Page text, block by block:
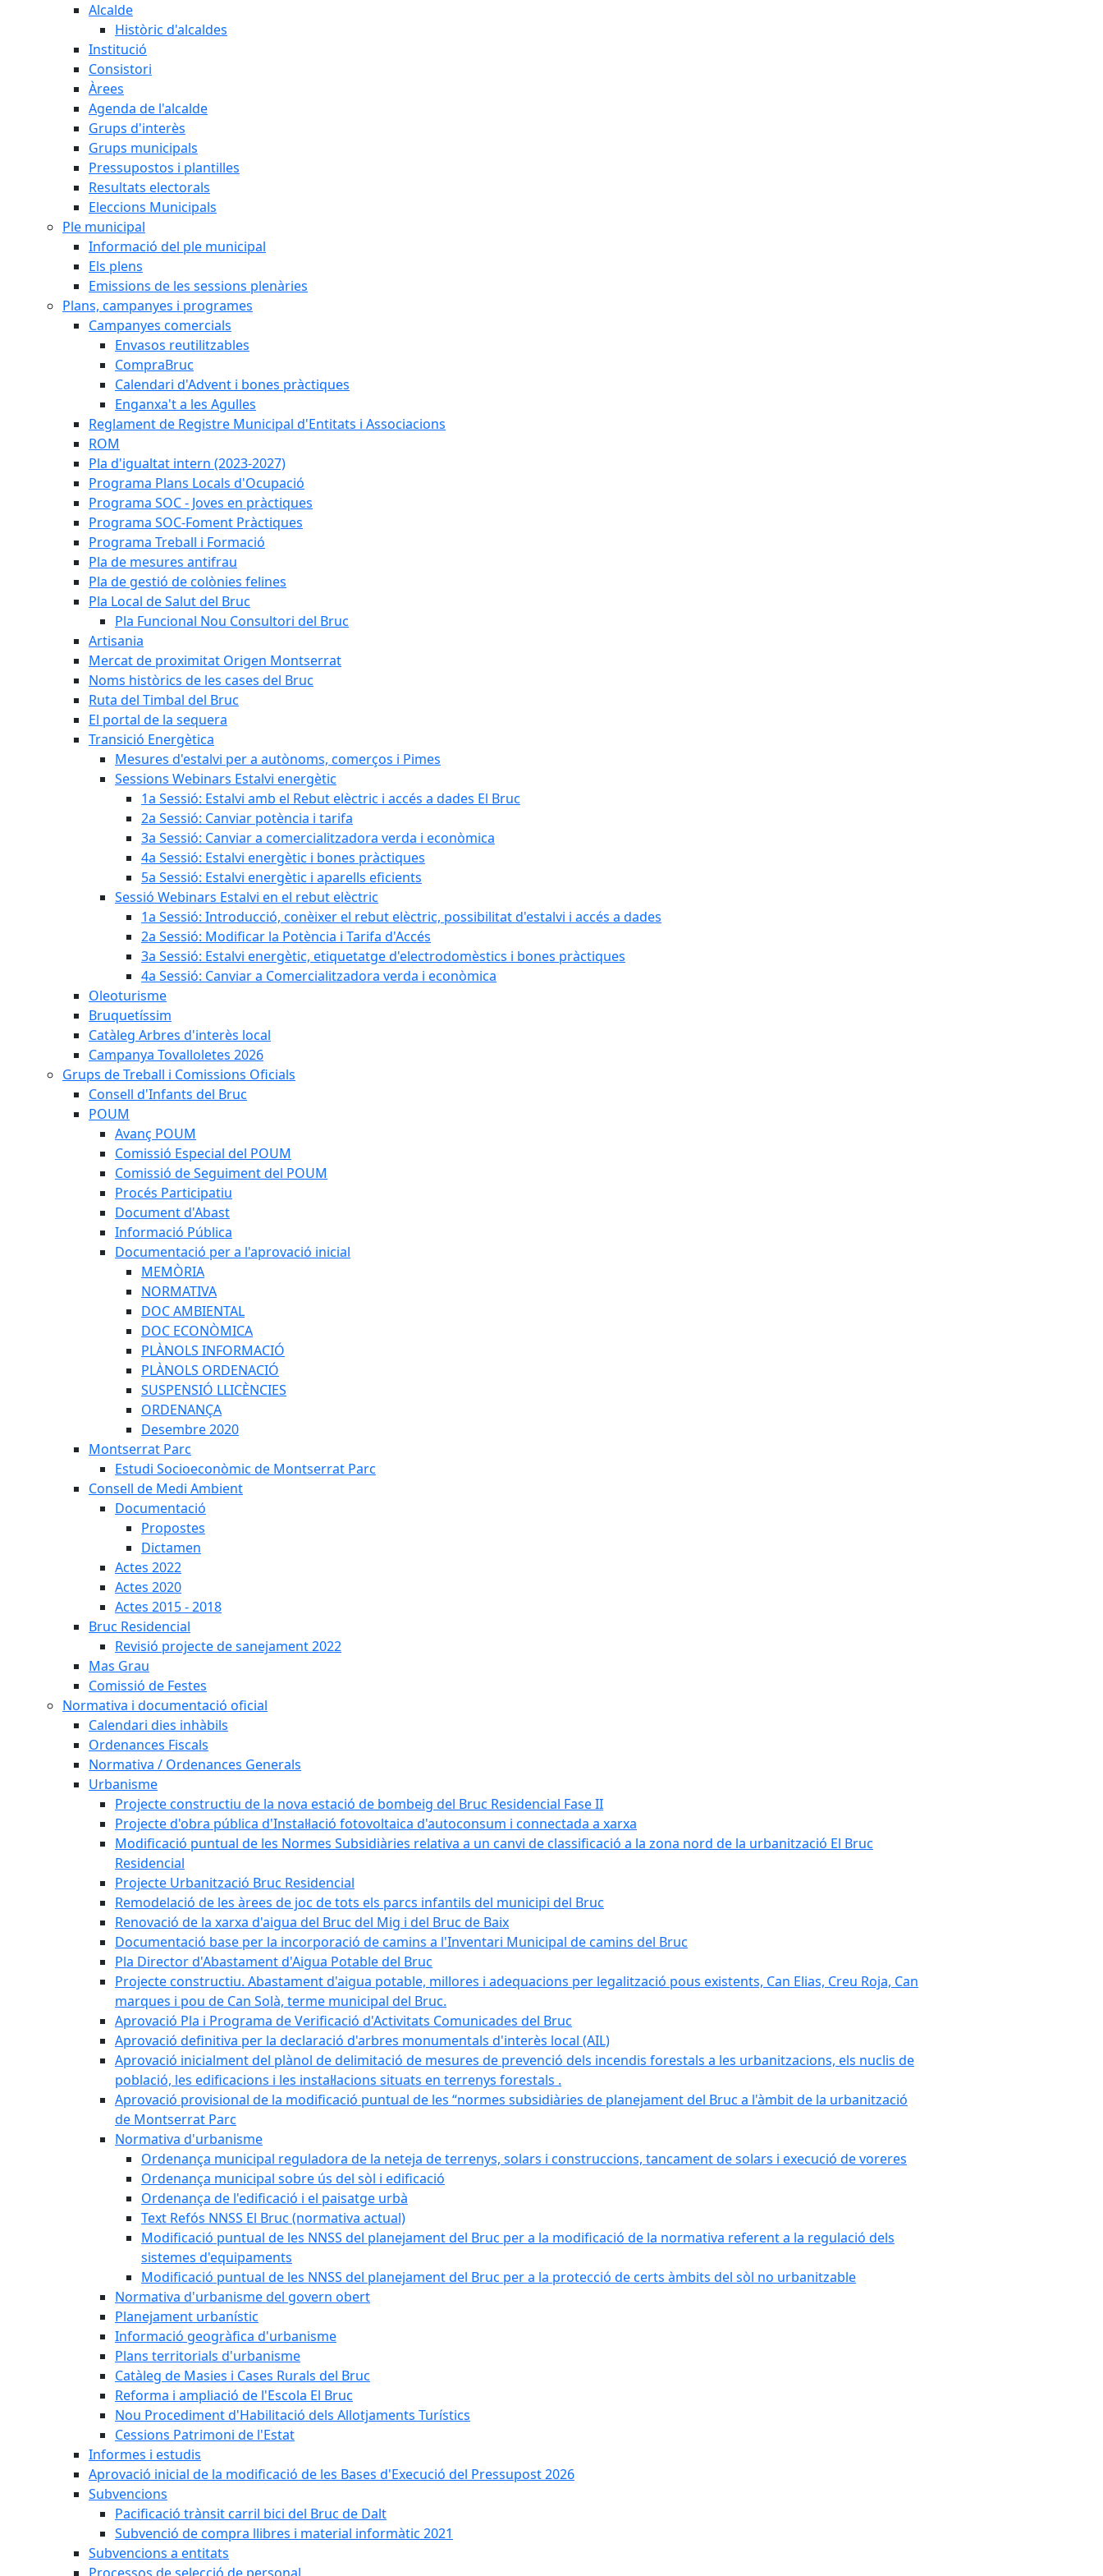
Alcalde
Històric d'alcaldes
Institució
Consistori
Àrees
Agenda de l'alcalde
Grups d'interès
Grups municipals
Pressupostos i plantilles
Resultats electorals
Eleccions Municipals
Ple municipal
Informació del ple municipal
Els plens
Emissions de les sessions plenàries
Plans, campanyes i programes
Campanyes comercials
Envasos reutilitzables
CompraBruc
Calendari d'Advent i bones pràctiques
Enganxa't a les Agulles
Reglament de Registre Municipal d'Entitats i Associacions
ROM
Pla d'igualtat intern (2023-2027)
Programa Plans Locals d'Ocupació
Programa SOC - Joves en pràctiques
Programa SOC-Foment Pràctiques
Programa Treball i Formació
Pla de mesures antifrau
Pla de gestió de colònies felines
Pla Local de Salut del Bruc
Pla Funcional Nou Consultori del Bruc
Artisania
Mercat de proximitat Origen Montserrat
Noms històrics de les cases del Bruc
Ruta del Timbal del Bruc
El portal de la sequera
Transició Energètica
Mesures d'estalvi per a autònoms, comerços i Pimes
Sessions Webinars Estalvi energètic
1a Sessió: Estalvi amb el Rebut elèctric i accés a dades El Bruc
2a Sessió: Canviar potència i tarifa
3a Sessió: Canviar a comercialitzadora verda i econòmica
4a Sessió: Estalvi energètic i bones pràctiques
5a Sessió: Estalvi energètic i aparells eficients
Sessió Webinars Estalvi en el rebut elèctric
1a Sessió: Introducció, conèixer el rebut elèctric, possibilitat d'estalvi i accés a dades
2a Sessió: Modificar la Potència i Tarifa d'Accés
3a Sessió: Estalvi energètic, etiquetatge d'electrodomèstics i bones pràctiques
4a Sessió: Canviar a Comercialitzadora verda i econòmica
Oleoturisme
Bruquetíssim
Catàleg Arbres d'interès local
Campanya Tovalloletes 2026
Grups de Treball i Comissions Oficials
Consell d'Infants del Bruc
POUM
Avanç POUM
Comissió Especial del POUM
Comissió de Seguiment del POUM
Procés Participatiu
Document d'Abast
Informació Pública
Documentació per a l'aprovació inicial
MEMÒRIA
NORMATIVA
DOC AMBIENTAL
DOC ECONÒMICA
PLÀNOLS INFORMACIÓ
PLÀNOLS ORDENACIÓ
SUSPENSIÓ LLICÈNCIES
ORDENANÇA
Desembre 2020
Montserrat Parc
Estudi Socioeconòmic de Montserrat Parc
Consell de Medi Ambient
Documentació
Propostes
Dictamen
Actes 2022
Actes 2020
Actes 2015 - 2018
Bruc Residencial
Revisió projecte de sanejament 2022
Mas Grau
Comissió de Festes
Normativa i documentació oficial
Calendari dies inhàbils
Ordenances Fiscals
Normativa / Ordenances Generals
Urbanisme
Projecte constructiu de la nova estació de bombeig del Bruc Residencial Fase II
Projecte d'obra pública d'Instal·lació fotovoltaica d'autoconsum i connectada a xarxa
Modificació puntual de les Normes Subsidiàries relativa a un canvi de classificació a la zona nord de la urbanització El Bruc
Residencial
Projecte Urbanització Bruc Residencial
Remodelació de les àrees de joc de tots els parcs infantils del municipi del Bruc
Renovació de la xarxa d'aigua del Bruc del Mig i del Bruc de Baix
Documentació base per la incorporació de camins a l'Inventari Municipal de camins del Bruc
Pla Director d'Abastament d'Aigua Potable del Bruc
Projecte constructiu. Abastament d'aigua potable, millores i adequacions per legalització pous existents, Can Elias, Creu Roja, Can
marques i pou de Can Solà, terme municipal del Bruc.
Aprovació Pla i Programa de Verificació d'Activitats Comunicades del Bruc
Aprovació definitiva per la declaració d'arbres monumentals d'interès local (AIL)
Aprovació inicialment del plànol de delimitació de mesures de prevenció dels incendis forestals a les urbanitzacions, els nuclis de
població, les edificacions i les instal·lacions situats en terrenys forestals .
Aprovació provisional de la modificació puntual de les “normes subsidiàries de planejament del Bruc a l'àmbit de la urbanització
de Montserrat Parc
Normativa d'urbanisme
Ordenança municipal reguladora de la neteja de terrenys, solars i construccions, tancament de solars i execució de voreres
Ordenança municipal sobre ús del sòl i edificació
Ordenança de l'edificació i el paisatge urbà
Text Refós NNSS El Bruc (normativa actual)
Modificació puntual de les NNSS del planejament del Bruc per a la modificació de la normativa referent a la regulació dels
sistemes d'equipaments
Modificació puntual de les NNSS del planejament del Bruc per a la protecció de certs àmbits del sòl no urbanitzable
Normativa d'urbanisme del govern obert
Planejament urbanístic
Informació geogràfica d'urbanisme
Plans territorials d'urbanisme
Catàleg de Masies i Cases Rurals del Bruc
Reforma i ampliació de l'Escola El Bruc
Nou Procediment d'Habilitació dels Allotjaments Turístics
Cessions Patrimoni de l'Estat
Informes i estudis
Aprovació inicial de la modificació de les Bases d'Execució del Pressupost 2026
Subvencions
Pacificació trànsit carril bici del Bruc de Dalt
Subvenció de compra llibres i material informàtic 2021
Subvencions a entitats